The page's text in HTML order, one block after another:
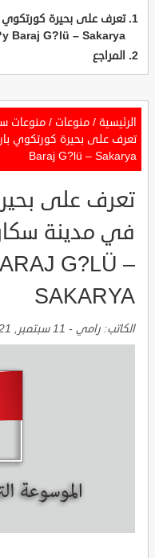
تعرف على بحيرة كورتكوي
Baraj G?lü – Sakarya
المراجع
الرئيسية / منوعات / منوعات
Baraj G?lü – Sakarya
تعرف على
في مدينة
G?LÜ –
SAKARYA
الكاتب: رامي - 11 سبتمبر, 2021